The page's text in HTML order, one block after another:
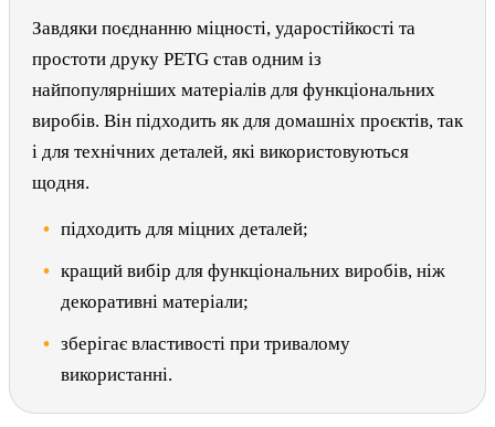
Завдяки поєднанню міцності, ударостійкості та
простоти друку PETG став одним із
найпопулярніших матеріалів для функціональних
виробів. Він підходить як для домашніх проєктів, так
і для технічних деталей, які використовуються
щодня.
підходить для міцних деталей;
кращий вибір для функціональних виробів, ніж
декоративні матеріали;
зберігає властивості при тривалому
використанні.